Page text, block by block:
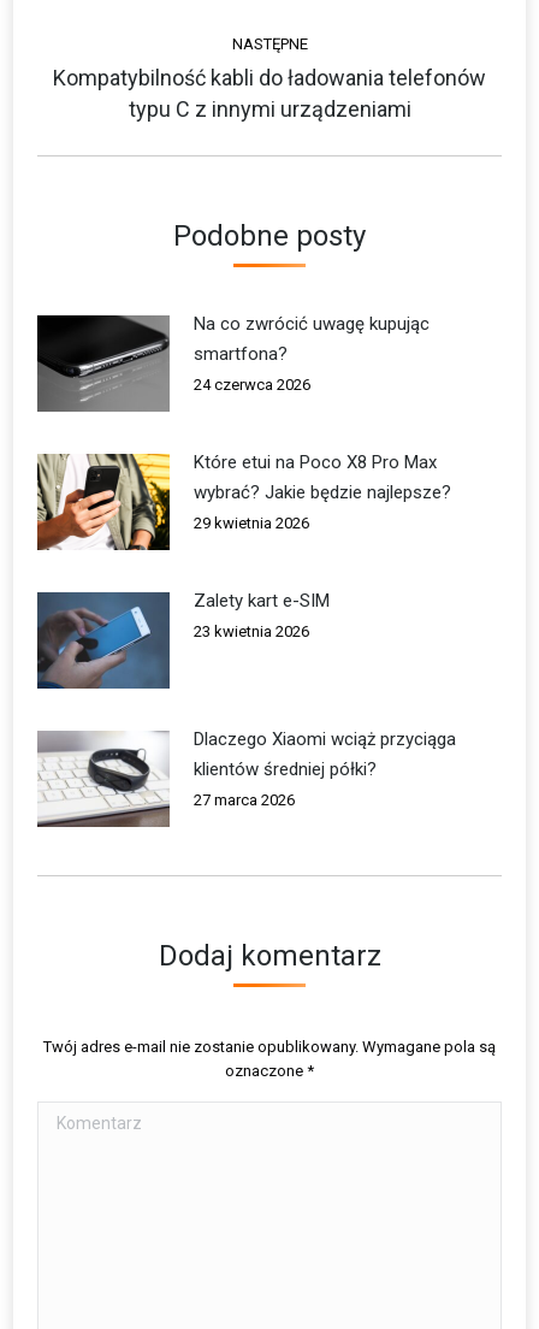
NASTĘPNE
Następny
wpis:
Kompatybilność kabli do ładowania telefonów
typu C z innymi urządzeniami
Podobne posty
Na co zwrócić uwagę kupując
smartfona?
24 czerwca 2026
Które etui na Poco X8 Pro Max
wybrać? Jakie będzie najlepsze?
29 kwietnia 2026
Zalety kart e-SIM
23 kwietnia 2026
Dlaczego Xiaomi wciąż przyciąga
klientów średniej półki?
27 marca 2026
Dodaj komentarz
Twój adres e-mail nie zostanie opublikowany. Wymagane pola są
oznaczone *
Komentarz